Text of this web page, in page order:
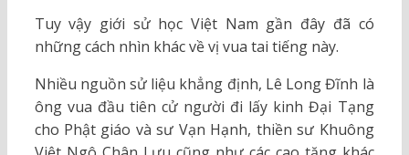
Tuy vậy giới sử học Việt Nam gần đây đã có
những cách nhìn khác về vị vua tai tiếng này.
Nhiều nguồn sử liệu khẳng định, Lê Long Đĩnh là
ông vua đầu tiên cử người đi lấy kinh Đại Tạng
cho Phật giáo và sư Vạn Hạnh, thiền sư Khuông